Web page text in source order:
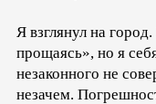
Я взглянул на
прощаясь», но я
незаконного не
незачем.